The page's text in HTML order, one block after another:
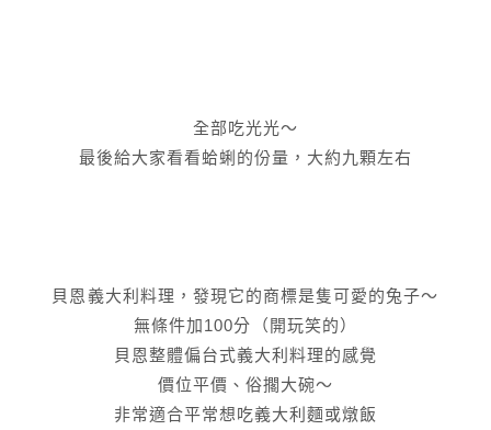
全部吃光光～
最後給大家看看蛤蜊的份量，大約九顆左右
貝恩義大利料理，發現它的商標是隻可愛的兔子～
無條件加100分（開玩笑的）
貝恩整體偏台式義大利料理的感覺
價位平價、俗擱大碗～
非常適合平常想吃義大利麵或燉飯